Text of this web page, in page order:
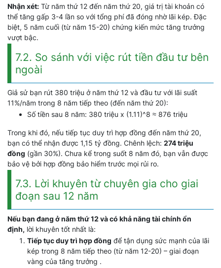
Nhận xét: Từ năm thứ 12 đến năm thứ 20, giá trị tài khoản có
thể tăng gấp 3-4 lần so với tổng phí đã đóng nhờ lãi kép. Đặc
biệt, 5 năm cuối (từ năm 15-20) chứng kiến mức tăng trưởng
vượt bậc.
7.2. So sánh với việc rút tiền đầu tư bên
ngoài
Giả sử bạn rút 380 triệu ở năm thứ 12 và đầu tư với lãi suất
11%/năm trong 8 năm tiếp theo (đến năm thứ 20):
Số tiền sau 8 năm: 380 triệu x (1.11)^8 ≈ 876 triệu
Trong khi đó, nếu tiếp tục duy trì hợp đồng đến năm thứ 20,
bạn có thể nhận được 1,15 tỷ đồng. Chênh lệch: 274 triệu
đồng (gần 30%). Chưa kể trong suốt 8 năm đó, bạn vẫn được
bảo vệ bởi hợp đồng bảo hiểm trước mọi rủi ro.
7.3. Lời khuyên từ chuyên gia cho giai
đoạn sau 12 năm
Nếu bạn đang ở năm thứ 12 và có khả năng tài chính ổn
định, lời khuyên tốt nhất là:
Tiếp tục duy trì hợp đồng để tận dụng sức mạnh của lãi
kép trong 8 năm tiếp theo (từ năm 12-20) – giai đoạn
vàng của tăng trưởng .